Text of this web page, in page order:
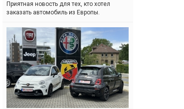
Приятная новость для тех, кто хотел
заказать автомобиль из Европы.